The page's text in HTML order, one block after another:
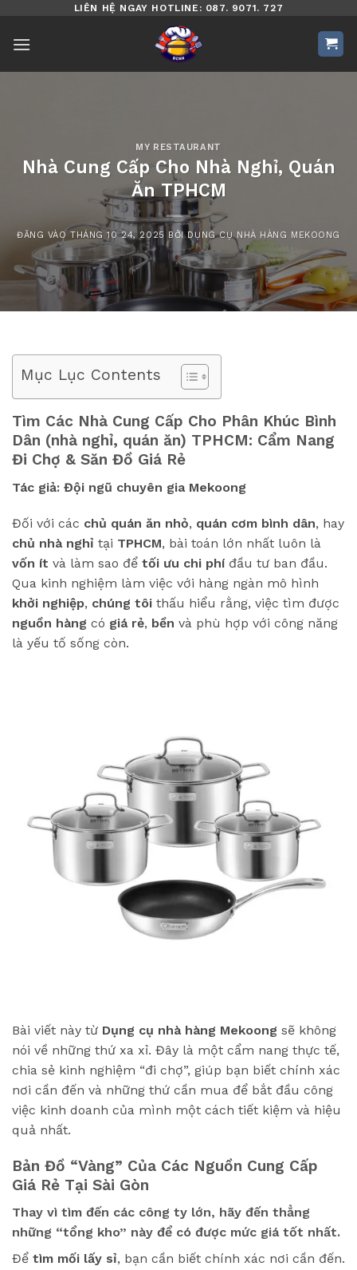
nội
dung
LIÊN HỆ NGAY HOTLINE: 087. 9071. 727
MY RESTAURANT
Nhà Cung Cấp Cho Nhà Nghỉ, Quán
Ăn TPHCM
ĐĂNG VÀOTHÁNG 10 24, 2025 BỞI DỤNG CỤ NHÀ HÀNG MEKOONG
Mục Lục Contents
Tìm Các Nhà Cung Cấp Cho Phân Khúc Bình
Dân (nhà nghỉ, quán ăn) TPHCM: Cẩm Nang
Đi Chợ & Săn Đồ Giá Rẻ
Tác giả: Đội ngũ chuyên gia Mekoong
Đối với các chủ quán ăn nhỏ, quán cơm bình dân, hay
chủ nhà nghỉ tại TPHCM, bài toán lớn nhất luôn là
vốn ít và làm sao để tối ưu chi phí đầu tư ban đầu.
Qua kinh nghiệm làm việc với hàng ngàn mô hình
khởi nghiệp, chúng tôi thấu hiểu rằng, việc tìm được
nguồn hàng có giá rẻ, bền và phù hợp với công năng
là yếu tố sống còn.
Bài viết này từ Dụng cụ nhà hàng Mekoong sẽ không
nói về những thứ xa xỉ. Đây là một cẩm nang thực tế,
chia sẻ kinh nghiệm “đi chợ”, giúp bạn biết chính xác
nơi cần đến và những thứ cần mua để bắt đầu công
việc kinh doanh của mình một cách tiết kiệm và hiệu
quả nhất.
Bản Đồ “Vàng” Của Các Nguồn Cung Cấp
Giá Rẻ Tại Sài Gòn
Thay vì tìm đến các công ty lớn, hãy đến thẳng
những “tổng kho” này để có được mức giá tốt nhất.
Để tìm mối lấy sỉ, bạn cần biết chính xác nơi cần đến.